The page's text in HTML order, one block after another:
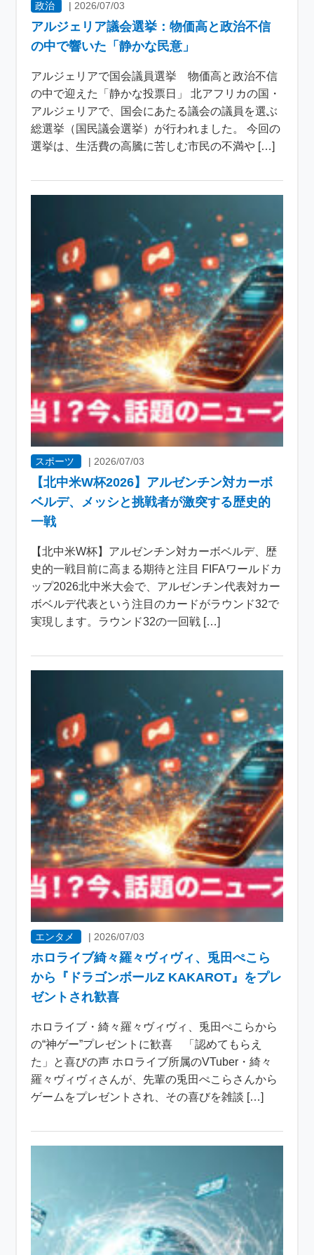
政治 | 2026/07/03
アルジェリア議会選挙：物価高と政治不信
の中で響いた「静かな民意」
アルジェリアで国会議員選挙 物価高と政治不信
の中で迎えた「静かな投票日」 北アフリカの国・
アルジェリアで、国会にあたる議会の議員を選ぶ
総選挙（国民議会選挙）が行われました。 今回の
選挙は、生活費の高騰に苦しむ市民の不満や […]
スポーツ | 2026/07/03
【北中米W杯2026】アルゼンチン対カーボ
ベルデ、メッシと挑戦者が激突する歴史的
一戦
【北中米W杯】アルゼンチン対カーボベルデ、歴
史的一戦目前に高まる期待と注目 FIFAワールドカ
ップ2026北中米大会で、アルゼンチン代表対カー
ボベルデ代表という注目のカードがラウンド32で
実現します。ラウンド32の一回戦 […]
エンタメ | 2026/07/03
ホロライブ綺々羅々ヴィヴィ、兎田ぺこら
から『ドラゴンボールZ KAKAROT』をプレ
ゼントされ歓喜
ホロライブ・綺々羅々ヴィヴィ、兎田ぺこらから
の“神ゲー”プレゼントに歓喜 「認めてもらえ
た」と喜びの声 ホロライブ所属のVTuber・綺々
羅々ヴィヴィさんが、先輩の兎田ぺこらさんから
ゲームをプレゼントされ、その喜びを雑談 […]